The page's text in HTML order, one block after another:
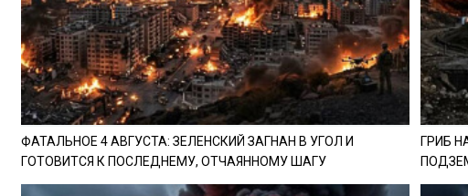
ФАТАЛЬНОЕ 4 АВГУСТА: ЗЕЛЕНСКИЙ ЗАГНАН В УГОЛ И
ГОТОВИТСЯ К ПОСЛЕДНЕМУ, ОТЧАЯННОМУ ШАГУ
ГРИБ